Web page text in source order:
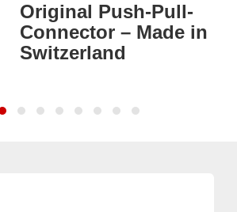
Push-Pull-
– Made in